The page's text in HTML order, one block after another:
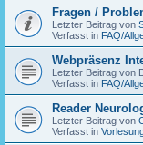
Fragen /
Letzter Beitrag von
Verfasst in FAQ/
Webpräsenz
Letzter Beitrag von
Verfasst in FAQ/
Reader
Letzter Beitrag von
Verfasst in